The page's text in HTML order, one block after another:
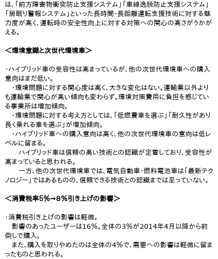
は、「前方障害物衝突防止支援システム」「車線逸脱防止支援システム」
「居眠り警報システム」といった長時間・長距離運転支援技術に対する魅
力度が高く、運転時の安全性向上に対する対策への関心の高さがうかが
える。
＜環境意識と次世代環境車＞
・ハイブリッド車の受容性は高まっているが、他の次世代環境車への購入
意向はまだ低い。
・環境問題に対する関心度は高く、大きな変化はない。運輸業以外より
も運輸業で関心が高い傾向も変わらず。環境対策費用に負担を感じてい
る事業所は増加傾向。
・環境問題に対する考え方としては、「低燃費車を選ぶ」「耐久性があり
長く乗れる車を選ぶ」が増加傾向。
・ハイブリッド車への購入意向は高く、他の次世代環境車の意向は低レ
ベルに留まる。
ハイブリッド車は信頼の高い技術との認識が定着しており、受容性が
高まっていると思われる。
一方、他の次世代環境車では、電気自動車・燃料電池車は「最新テク
ノロジー」ではあるものの、信頼できる技術との認識までは至っていない。
＜消費税率５％→８％引き上げの影響＞
・消費税引き上げの影響は軽微。
影響のあったユーザーは16％。全体の3％が2014年4月以降から前
倒しで購入。
また、購入を取りやめたのは全体の4％で、需要への影響は軽微に留ま
ったものと思われる。